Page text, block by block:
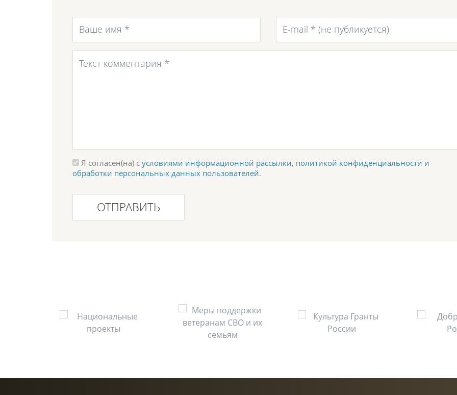
Я согласен(на) с условиями информационной рассылки, политикой конфиденциальности и
обработки персональных данных пользователей.
ОТПРАВИТЬ